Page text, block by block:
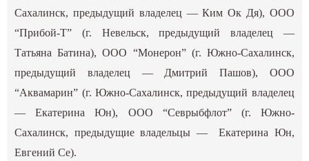
Сахалинск, предыдущий владелец — Ким Ок Дя), ООО
“Прибой-Т” (г. Невельск, предыдущий владелец —
Татьяна Батина), ООО “Монерон” (г. Южно-Сахалинск,
предыдущий владелец — Дмитрий Пашов), ООО
“Аквамарин” (г. Южно-Сахалинск, предыдущий владелец
— Екатерина Юн), ООО “Севрыбфлот” (г. Южно-
Сахалинск, предыдущие владельцы — Екатерина Юн,
Евгений Се).